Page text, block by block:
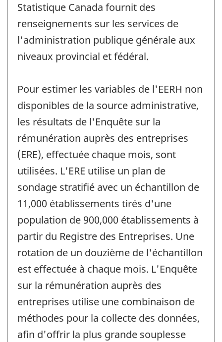
Statistique Canada fournit des
renseignements sur les services de
l'administration publique générale aux
niveaux provincial et fédéral.
Pour estimer les variables de l'EERH non
disponibles de la source administrative,
les résultats de l'Enquête sur la
rémunération auprès des entreprises
(ERE), effectuée chaque mois, sont
utilisées. L'ERE utilise un plan de
sondage stratifié avec un échantillon de
11,000 établissements tirés d'une
population de 900,000 établissements à
partir du Registre des Entreprises. Une
rotation de un douzième de l'échantillon
est effectuée à chaque mois. L'Enquête
sur la rémunération auprès des
entreprises utilise une combinaison de
méthodes pour la collecte des données,
afin d'offrir la plus grande souplesse